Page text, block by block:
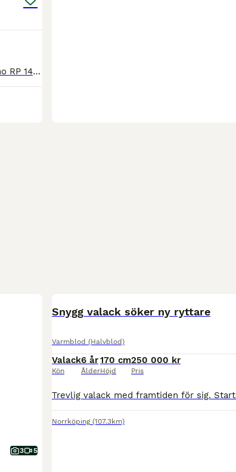
Sto född 2021 e. Gasque RP 165 u. Javisst RP 1373 ue. Jarno RP 145. Mycket välstammat sto som har en ljus framtid i valfri ridsportgren samt i avel. Gazanya är hemmamätt till 135 cm (2025) och är av nättare modell. Hon rör sig mycket trevligt med stort plus för traven och visar stor glädje vid löshoppning. Gazanya är en modig individ som är uppväxt på lösdrift, men kan st
3 5
Snygg valack söker ny ryttare
Varmblod (Halvblod)
Valack
Kön
6 år
Ålder
170 cm
Höjd
250 000 kr
Pris
Norrköping (107.3km)